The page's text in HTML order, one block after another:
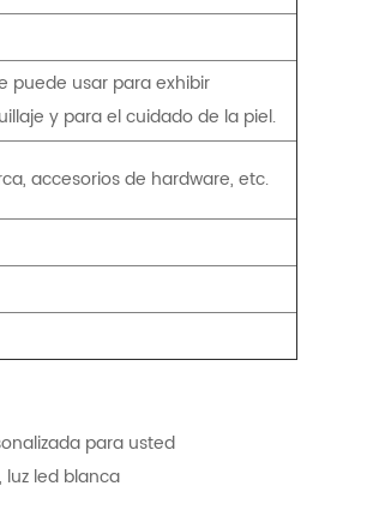
puede usar para exhibir
y para el cuidado de la piel.
accesorios de hardware, etc.
para usted
luz led blanca